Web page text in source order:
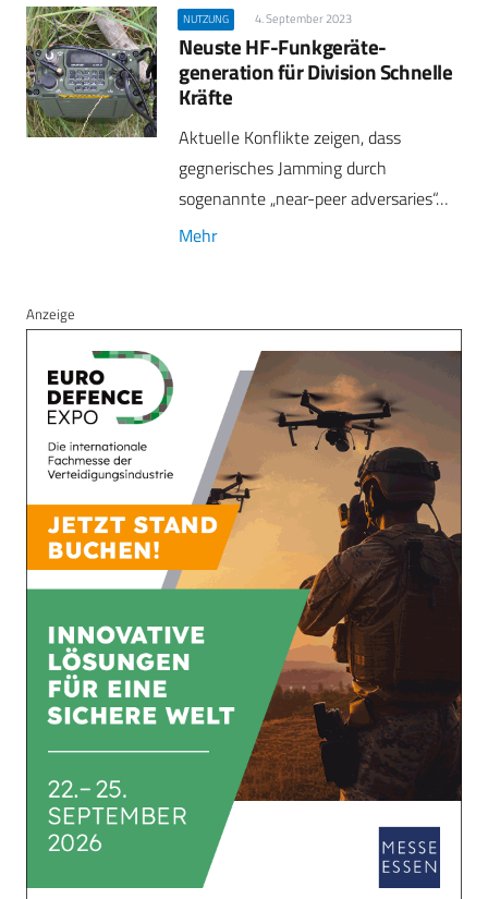
NUTZUNG 4. September 2023
Neuste HF-Funkgeräte­
generation für Division Schnelle
Kräfte
Aktuelle Konflikte zeigen, dass
gegnerisches Jamming durch
sogenannte „near-peer adversaries“…
Mehr
Anzeige